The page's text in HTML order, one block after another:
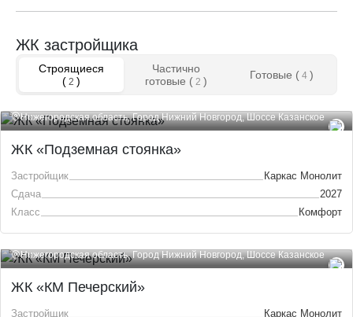
ЖК застройщика
Строящиеся
( 2 )
Частично
готовые ( 2 ) Готовые ( 4 )
Нижегородская область, Город Нижний Новгород, Шоссе Казанское
ЖК «Подземная стоянка»
Застройщик
Каркас Монолит
Сдача
2027
Класс
Комфорт
Нижегородская область, Город Нижний Новгород, Шоссе Казанское
ЖК «КМ Печерский»
Застройщик
Каркас Монолит